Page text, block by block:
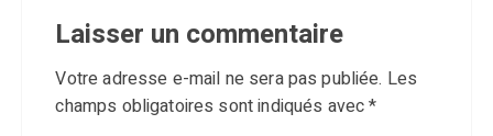
Laisser un commentaire
Votre adresse e-mail ne sera pas publiée. Les
champs obligatoires sont indiqués avec*